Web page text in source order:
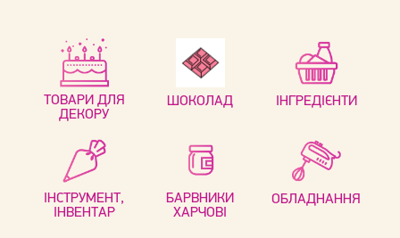
ТОВАРИ ДЛЯ
ДЕКОРУ
ШОКОЛАД ІНГРЕДІЄНТИ
ІНСТРУМЕНТ,
ІНВЕНТАР
БАРВНИКИ
ХАРЧОВІ
ОБЛАДНАННЯ